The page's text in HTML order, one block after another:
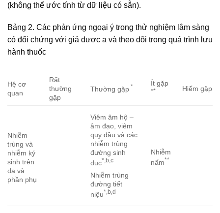
(không thể ước tính từ dữ liệu có sẵn).
Bảng 2. Các phản ứng ngoại ý trong thử nghiệm lâm sàng
có đối chứng với giả dược a và theo dõi trong quá trình lưu
hành thuốc
Hệ cơ
quan
Rất
thường
gặp
Thường gặp * Ít gặp
** Hiếm gặp
Nhiễm
trùng và
nhiễm ký
sinh trên
da và
phần phụ
Viêm âm hộ –
âm đạo, viêm
quy đầu và các
nhiễm trùng
đường sinh
dục*,b,c
Nhiễm trùng
đường tiết
niệu*,b,d
Nhiễm
nấm**